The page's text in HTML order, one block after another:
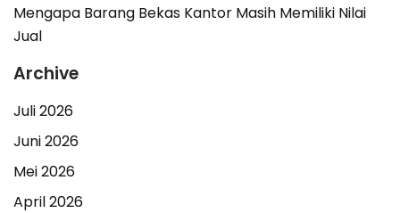
Mengapa Barang Bekas Kantor Masih Memiliki Nilai
Jual
Archive
Juli 2026
Juni 2026
Mei 2026
April 2026